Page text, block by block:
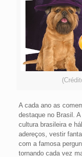
A cada ano as
destaque no Brasil.
cultura brasileira e
adereços, vestir
com a famosa
tornando cada vez